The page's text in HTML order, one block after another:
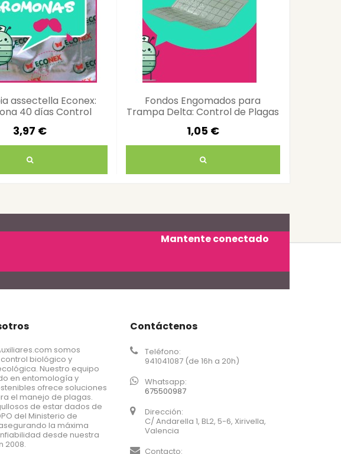
assectella Econex:
40 días Control
3,97 €
Fondos Engomados para
Trampa Delta: Control de Plagas
1,05 €
Mantente conectado
somos
biológico y
Nuestro equipo
en entomología y
ofrece soluciones
el manejo de plagas.
de estar dados de
del Ministerio de
la máxima
desde nuestra
2008.
Contáctenos
Teléfono:
941041087 (de 16h a 20h)
Whatsapp:
675500987
Dirección:
C/ Andarella 1, BL2, 5-6, Xirivella,
Valencia
Contacto: